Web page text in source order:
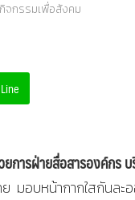
กิจกรรมเพื่อสังคม
Line
การฝ่ายสื่อสารองค์กร
มอบหน้ากากใสกัน